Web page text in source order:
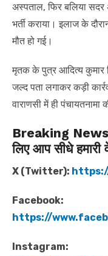
अस्पताल, फिर बलिया सदर
भर्ती कराया। इलाज के
मौत हो गई।
मृतक के पुत्र आदित्य कुमार
जल्द पता लगाकर कड़ी
वाराणसी में ही पंचायतनामा
Breaking News
लिए आप सीधे
X (Twitter):
Facebook:
https://
Instagram: